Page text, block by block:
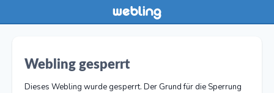
Webling gesperrt
Dieses Webling wurde gesperrt. Der Grund für die Sperrung